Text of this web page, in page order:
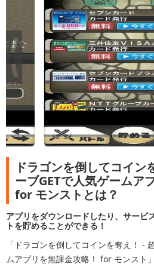
ドラゴンを倒してコイン
ーブGETで人気ゲームア
for モンストとは？
アプリをダウンロードしたり、サービ
トを貯めることができる！
「ドラゴンを倒してコインを奪え！ -
ムアプリを無課金攻略！ for モンスト